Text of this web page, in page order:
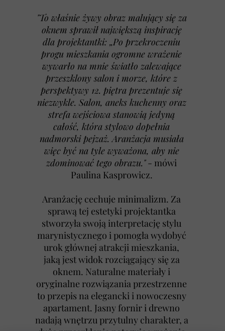
"To właśnie żywy obraz malujący się za
oknem sprawił największą inspirację
dla projektantki: „Po przekroczeniu
progu mieszkania ogromne wrażenie
wywarło na mnie światło zalewające
przeszklony salon i morze, które z
perspektywy 12. piętra prezentuje się
niezwykle. Salon, aneks kuchenny oraz
strefa wejściowa stanowią jedyną
całość, która stylowo dopełnia
nadmorski pejzaż. Aranżacja musiała
więc być na tyle wyważona, aby nie
zdominować tego obrazu."- mówi
Paulina Kasprowicz.
Aranżację cechuje minimalizm. Za
sprawą tej estetyki projektantka
stworzyła swoją interpretację stylu
marynistycznego i pomogła wydobyć
urok głównej atrakcji mieszkania,
jaką jest widok rozciągający się za
oknem. Naturalne materiały i
oryginalne rozwiązania przestrzenne
to przepis na elegancki i nowoczesny
apartament. Jasny fornir i drewno
nadają wnętrzu przytulny charakter, a